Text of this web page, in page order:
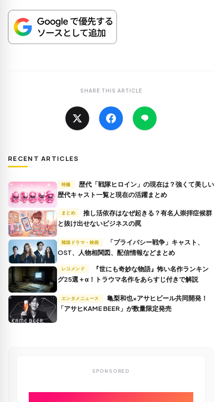
SHARE THIS ARTICLE
RECENT ARTICLES
特撮
歴代キャスト一覧と現在の活躍まとめ
まとめ
推し活依存はなぜ起きる？有名人崇拝症候群
と抜け出せないビジネスの罠
韓国ドラマ・映画
OST、人物相関図、配信情報などまとめ
レコメンド
グ25選＋α！トラウマ名作をあらすじ付きで解説
エンタメニュース
「アサヒKAME BEER」が数量限定発売
SPONSORED